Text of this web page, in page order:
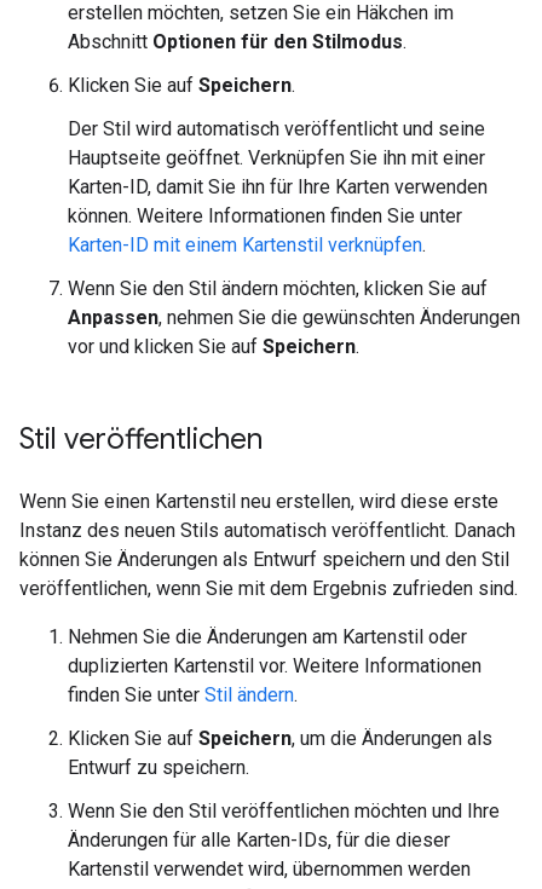
erstellen möchten, setzen Sie ein Häkchen im
Abschnitt Optionen für den Stilmodus.
Klicken Sie auf Speichern.
Der Stil wird automatisch veröffentlicht und seine
Hauptseite geöffnet. Verknüpfen Sie ihn mit einer
Karten-ID, damit Sie ihn für Ihre Karten verwenden
können. Weitere Informationen finden Sie unter
Karten-ID mit einem Kartenstil verknüpfen.
Wenn Sie den Stil ändern möchten, klicken Sie auf
Anpassen, nehmen Sie die gewünschten Änderungen
vor und klicken Sie auf Speichern.
Stil veröffentlichen
Wenn Sie einen Kartenstil neu erstellen, wird diese erste
Instanz des neuen Stils automatisch veröffentlicht. Danach
können Sie Änderungen als Entwurf speichern und den Stil
veröffentlichen, wenn Sie mit dem Ergebnis zufrieden sind.
Nehmen Sie die Änderungen am Kartenstil oder
duplizierten Kartenstil vor. Weitere Informationen
finden Sie unter Stil ändern.
Klicken Sie auf Speichern, um die Änderungen als
Entwurf zu speichern.
Wenn Sie den Stil veröffentlichen möchten und Ihre
Änderungen für alle Karten-IDs, für die dieser
Kartenstil verwendet wird, übernommen werden